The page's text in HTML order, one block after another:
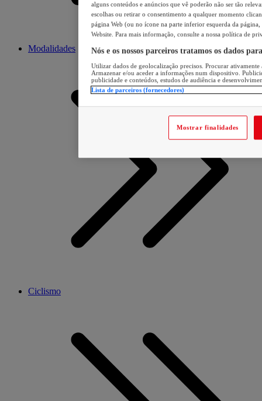
Modalidades
Ciclismo
alguns conteúdos e anúncios que vê poderão não ser tão
escolhas ou retirar o consentimento a qualquer momento
página Web (ou no ícone na parte inferior esquerda da página,
Website. Para mais informação, consulte a nossa política de
Nós e os nossos parceiros tratamos os dados
Utilizar dados de geolocalização precisos. Procurar
Armazenar e/ou aceder a informações num dispositivo.
publicidade e conteúdos, estudos de audiência e
Lista de parceiros (fornecedores)
Mostrar finalidades